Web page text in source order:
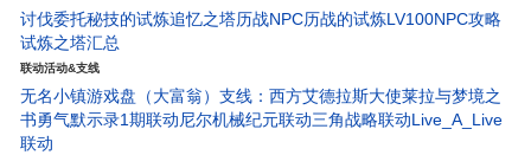
讨伐委托秘技的试炼追忆之塔历战NPC历战的试炼LV100NPC攻略
试炼之塔汇总
联动活动&支线
无名小镇游戏盘（大富翁） 支线：西方艾德拉斯大使莱拉与梦境之
书勇气默示录1期联动尼尔机械纪元联动三角战略联动Live_A_Live
联动